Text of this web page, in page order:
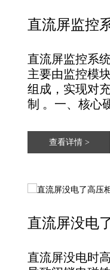
直流屏监控
直流屏监控系
主要由‌监控模
组成，实现对
制 。‌一、核心
查看详情 >
直流屏没电
直流屏没电时